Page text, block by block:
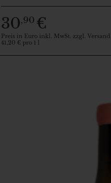
30,90 €
Preis in Euro inkl. MwSt. zzgl. Versand
41,20 € pro 1 l